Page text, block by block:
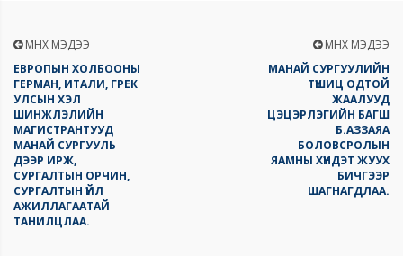
ӨМНӨХ МЭДЭЭ
ЕВРОПЫН ХОЛБООНЫ
ГЕРМАН, ИТАЛИ, ГРЕК
УЛСЫН ХЭЛ
ШИНЖЛЭЛИЙН
МАГИСТРАНТУУД
МАНАЙ СУРГУУЛЬ
ДЭЭР ИРЖ,
СУРГАЛТЫН ОРЧИН,
СУРГАЛТЫН ҮЙЛ
АЖИЛЛАГААТАЙ
ТАНИЛЦЛАА.
ӨМНӨХ МЭДЭЭ
МАНАЙ СУРГУУЛИЙН
ТҮШИЦ ОДТОЙ
ЖААЛУУД
ЦЭЦЭРЛЭГИЙН БАГШ
Б.АЗЗАЯА
БОЛОВСРОЛЫН
ЯАМНЫ ХҮНДЭТ ЖУУХ
БИЧГЭЭР
ШАГНАГДЛАА.